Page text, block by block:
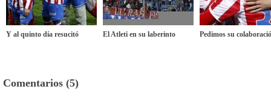
Y al quinto día resucitó El Atleti en su laberinto Pedimos su
Comentarios (5)